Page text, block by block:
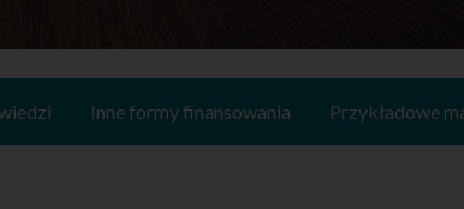
Inne formy finansowania Przykładowe